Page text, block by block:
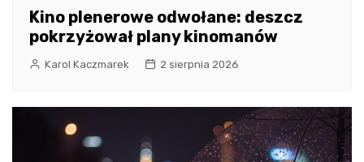
Kino plenerowe odwołane: deszcz
pokrzyżował plany kinomanów
Karol Kaczmarek 2 sierpnia 2026